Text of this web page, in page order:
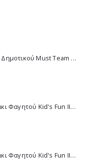
Σχολική Τσάντα Πλάτης Δημοτικού Must Team K-Pop - Μωβ 000587781 2026
Polo Ισοθερμικό Τσαντάκι Φαγητού Kid's Fun II - Πολύχρωμο 971003-8419 2026
Polo Ισοθερμικό Τσαντάκι Φαγητού Kid's Fun II - Πολύχρωμο 971003-8426 2026